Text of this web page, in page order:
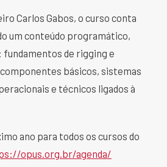
Carlos Gabos, o curso conta
um conteúdo programático,
de rigging e
básicos, sistemas
e técnicos ligados à
ano para todos os cursos do
opus.org.br/agenda/